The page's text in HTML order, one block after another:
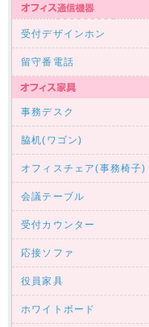
受付デザインホン
留守番電話
事務デスク
脇机(ワゴン)
オフィスチェア(事務椅子)
会議テーブル
受付カウンター
応接ソファ
役員家具
ホワイトボード